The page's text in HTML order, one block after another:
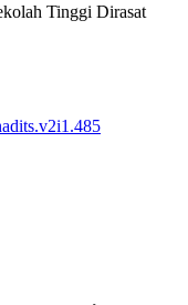
Tinggi Dirasat